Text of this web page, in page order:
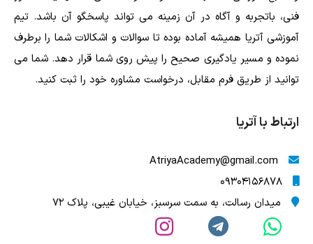
فنی، باتجربه و آگاه در آن زمینه می تواند پاسخگو آن باشد. تیم
آموزشی آتریا همیشه آماده بوده تا سوالات و اشکالات شما را برطرف
نموده و مسیر یادگیری صحیح را پیش روی شما قرار دهد. شما می
توانید از طریق فرم مقابل، درخواست مشاوره خود را ثبت کنید.
ارتباط با آتریا
AtriyaAcademy@gmail.com
09304156878
میدان رسالت، به سمت سرسبز، خیابان غیبی، پلاک 72